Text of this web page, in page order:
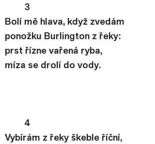
3
Bolí mě hlava, když zvedám
ponožku Burlington z řeky:
prst řízne vařená ryba,
míza se drolí do vody.
4
Vybírám z řeky škeble říční,